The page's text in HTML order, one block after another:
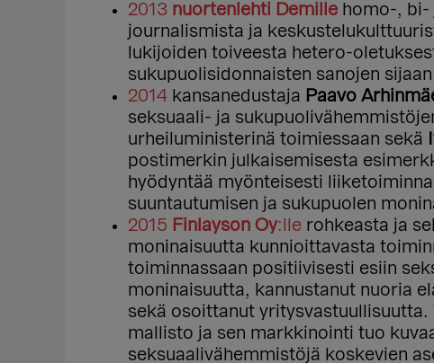
2013 nuortenlehti Demille homo-, bi-
journalismista ja
lukijoiden toiveesta hetero-
sukupuolisidonnaisten sanojen
2014 kansanedustaja Paavo
seksuaali- ja
urheiluministerinä toimiessaan sekä
postimerkin julkaisemisesta
hyödyntää myönteisesti
suuntautumisen ja sukupuolen
2015 Finlayson Oy:lle rohkeasta ja
moninaisuutta kunnioittavasta
toiminnassaan positiivisesti esiin
moninaisuutta, kannustanut nuoria
sekä osoittanut yritysvastuullisuutta.
mallisto ja sen markkinointi tuo
seksuaalivähemmistöjä koskevien